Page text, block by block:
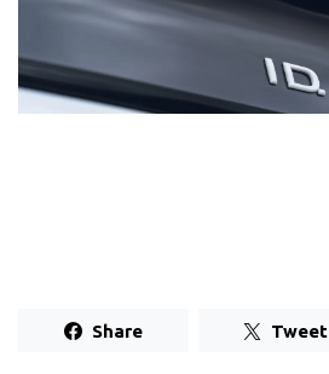
Share Tweet